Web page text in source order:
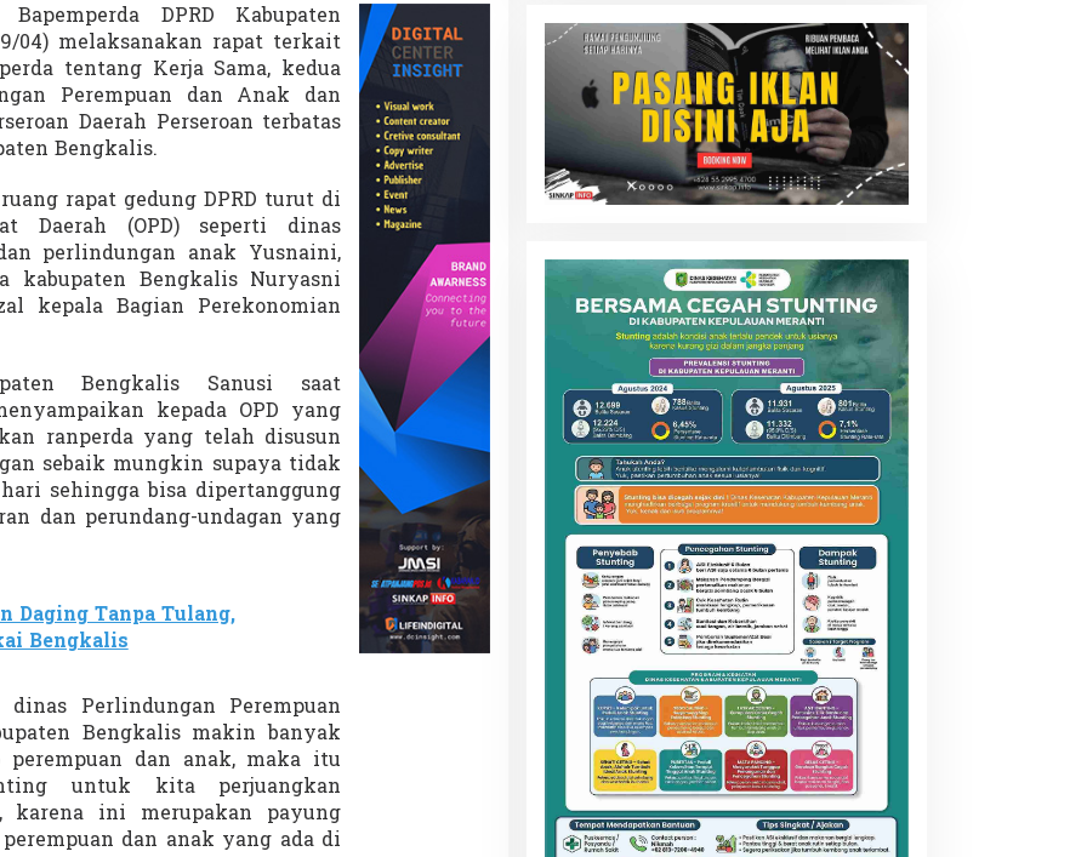
DPRD Kabupaten
04) melaksanakan rapat terkait
tentang Kerja Sama, kedua
Perempuan dan Anak dan
Daerah Perseroan terbatas
Bengkalis.
rapat gedung DPRD turut di
Daerah (OPD) seperti dinas
perlindungan anak Yusnaini,
kabupaten Bengkalis Nuryasni
kepala Bagian Perekonomian
Bengkalis Sanusi saat
kepada OPD yang
ranperda yang telah disusun
sebaik mungkin supaya tidak
sehingga bisa dipertanggung
dan perundang-undagan yang
Daging Tanpa Tulang,
Bengkalis
Perlindungan Perempuan
Bengkalis makin banyak
dan anak, maka itu
untuk kita perjuangkan
karena ini merupakan payung
dan anak yang ada di